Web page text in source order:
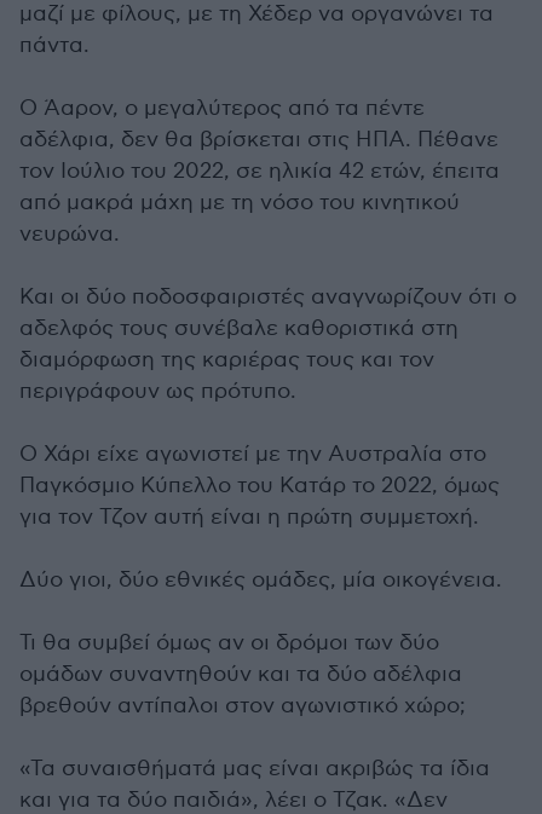
μαζί με φίλους, με τη Χέδερ να οργανώνει τα
πάντα.
Ο Άαρον, ο μεγαλύτερος από τα πέντε
αδέλφια, δεν θα βρίσκεται στις ΗΠΑ. Πέθανε
τον Ιούλιο του 2022, σε ηλικία 42 ετών, έπειτα
από μακρά μάχη με τη νόσο του κινητικού
νευρώνα.
Και οι δύο ποδοσφαιριστές αναγνωρίζουν ότι ο
αδελφός τους συνέβαλε καθοριστικά στη
διαμόρφωση της καριέρας τους και τον
περιγράφουν ως πρότυπο.
Ο Χάρι είχε αγωνιστεί με την Αυστραλία στο
Παγκόσμιο Κύπελλο του Κατάρ το 2022, όμως
για τον Τζον αυτή είναι η πρώτη συμμετοχή.
Δύο γιοι, δύο εθνικές ομάδες, μία οικογένεια.
Τι θα συμβεί όμως αν οι δρόμοι των δύο
ομάδων συναντηθούν και τα δύο αδέλφια
βρεθούν αντίπαλοι στον αγωνιστικό χώρο;
«Τα συναισθήματά μας είναι ακριβώς τα ίδια
και για τα δύο παιδιά», λέει ο Τζακ. «Δεν